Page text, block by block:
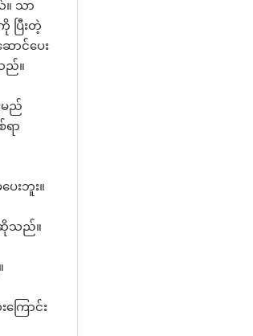
။ သာ
ပြီးတဲ့
ာင်ပေး
ည်။
မည်
ာ
းဘူး။
ဆိုသည်။
ြောင်း